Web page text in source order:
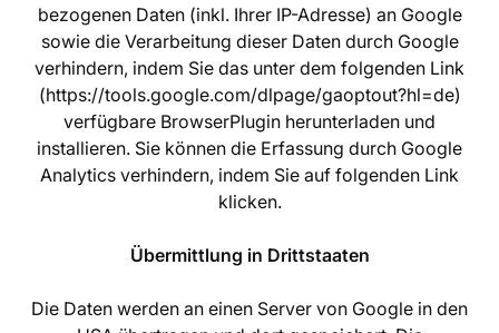
bezogenen Daten (inkl. Ihrer IP-Adresse) an Google
sowie die Verarbeitung dieser Daten durch Google
verhindern, indem Sie das unter dem folgenden Link
(https://tools.google.com/dlpage/gaoptout?hl=de)
verfügbare BrowserPlugin herunterladen und
installieren. Sie können die Erfassung durch Google
Analytics verhindern, indem Sie auf folgenden Link
klicken.
Übermittlung in Drittstaaten
Die Daten werden an einen Server von Google in den